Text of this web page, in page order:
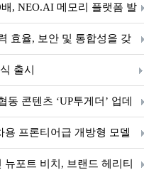
, NEO.AI 메모리 플랫폼 발
효율, 보안 및 통합성을 갖
공개
출시
동 콘텐츠 ‘UP투게더’ 업데
프론티어급 개방형 모델
포트 비치, 브랜드 헤리티